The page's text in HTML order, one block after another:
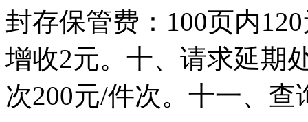
封存保管费：100页内
增收2元。十、请求延期
次200元/件次。十一、查